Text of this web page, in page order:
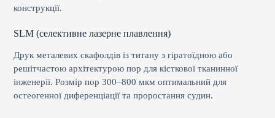
конструкції.
SLM (селективне лазерне плавлення)
Друк металевих скафолдів із титану з гіратоїдною або
решітчастою архітектурою пор для кісткової тканинної
інженерії. Розмір пор 300–800 мкм оптимальний для
остеогенної диференціації та проростання судин.